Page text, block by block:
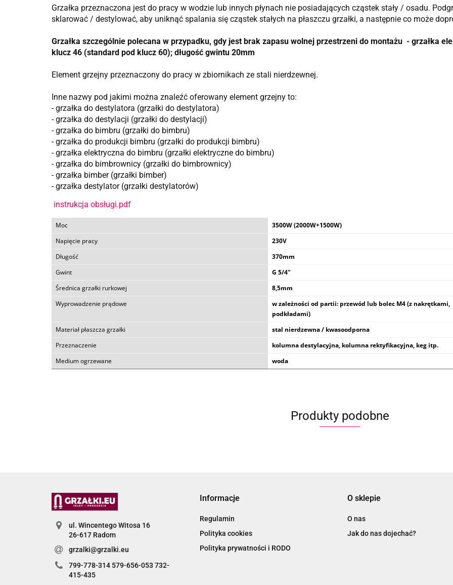
Grzałka przeznaczona jest do pracy w wodzie lub innych płynach nie posiadających cząstek stały / osadu.
sklarować / destylować, aby uniknąć spalania się cząstek stałych na płaszczu grzałki, a następnie co może
Grzałka szczególnie polecana w przypadku, gdy jest brak zapasu wolnej przestrzeni do montażu - grzałka
klucz 46 (standard pod klucz 60); długość gwintu 20mm
Element grzejny przeznaczony do pracy w zbiornikach ze stali nierdzewnej.
Inne nazwy pod jakimi można znaleźć oferowany element grzejny to:
- grzałka do destylatora (grzałki do destylatora)
- grzałka do destylacji (grzałki do destylacji)
- grzałka do bimbru (grzałki do bimbru)
- grzałka do produkcji bimbru (grzałki do produkcji bimbru)
- grzałka elektryczna do bimbru (grzałki elektryczne do bimbru)
- grzałka do bimbrownicy (grzałki do bimbrownicy)
- grzałka bimber (grzałki bimber)
- grzałka destylator (grzałki destylatorów)
instrukcja obsługi.pdf
Moc
3500W (2000W+1500W)
Napięcie pracy
230V
Długość
370mm
Gwint
G 5/4"
Średnica grzałki rurkowej
8,5mm
Wyprowadzenie prądowe
w zależności od partii: przewód lub bolec M4 (z nakrętkami,
podkładami)
Materiał płaszcza grzałki
stal nierdzewna / kwasoodporna
Przeznaczenie
kolumna destylacyjna, kolumna rektyfikacyjna, keg itp.
Medium ogrzewane
woda
Produkty podobne
ul. Wincentego Witosa 16
26-617 Radom
grzalki@grzalki.eu
799-778-314 579-656-053 732-
415-435
Informacje
Regulamin
Polityka cookies
Polityka prywatności i RODO
O sklepie
O nas
Jak do nas dojechać?